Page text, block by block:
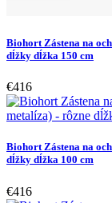
Biohort Zástena na
dĺžky dĺžka 150 cm
€416
Biohort Zástena na
dĺžky dĺžka 100 cm
€416